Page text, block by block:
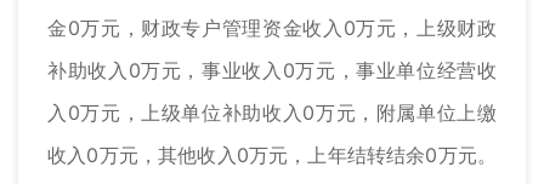
金0万元，财政专户管理资金收入0万元，上级财政
补助收入0万元，事业收入0万元，事业单位经营收
入0万元，上级单位补助收入0万元，附属单位上缴
收入0万元，其他收入0万元，上年结转结余0万元。